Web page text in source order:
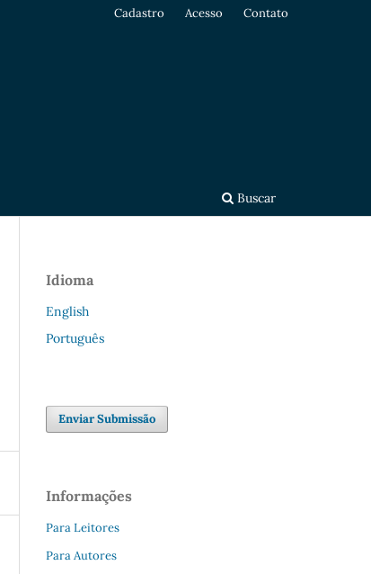
Buscar
Cadastro Acesso Contato
Idioma
English
Português
Enviar Submissão
Informações
Para Leitores
Para Autores